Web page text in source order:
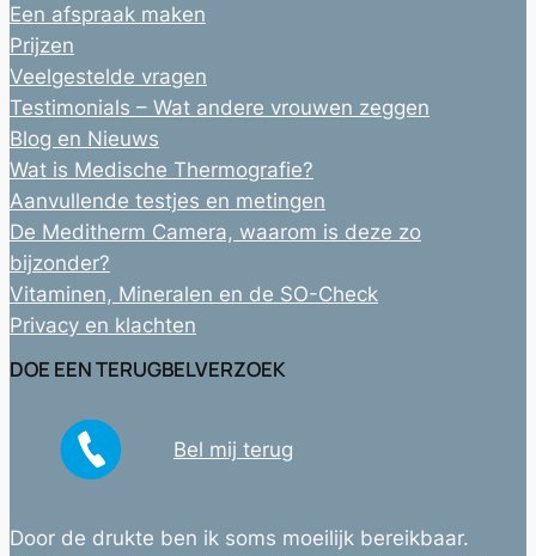
Een afspraak maken
Prijzen
Veelgestelde vragen
Testimonials – Wat andere vrouwen zeggen
Blog en Nieuws
Wat is Medische Thermografie?
Aanvullende testjes en metingen
De Meditherm Camera, waarom is deze zo
bijzonder?
Vitaminen, Mineralen en de SO-Check
Privacy en klachten
DOE EEN TERUGBELVERZOEK
Bel mij terug
Door de drukte ben ik soms moeilijk bereikbaar.